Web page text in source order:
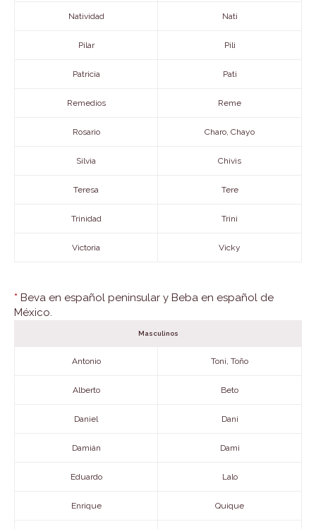
Natividad Nati
Pilar Pili
Patricia Pati
Remedios Reme
Rosario Charo, Chayo
Silvia Chivis
Teresa Tere
Trinidad Trini
Victoria Vicky
* Beva en español peninsular y Beba en español de
México.
Masculinos
Antonio Toni, Toño
Alberto Beto
Daniel Dani
Damián Dami
Eduardo Lalo
Enrique Quique